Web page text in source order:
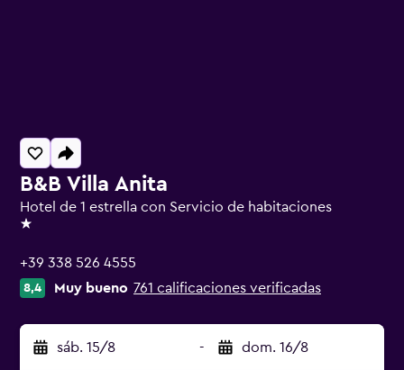
B&B Villa Anita
Hotel de 1 estrella con Servicio de habitaciones
1 estrella
+39 338 526 4555
8,4 Muy bueno 761 calificaciones verificadas
sáb. 15/8 - dom. 16/8